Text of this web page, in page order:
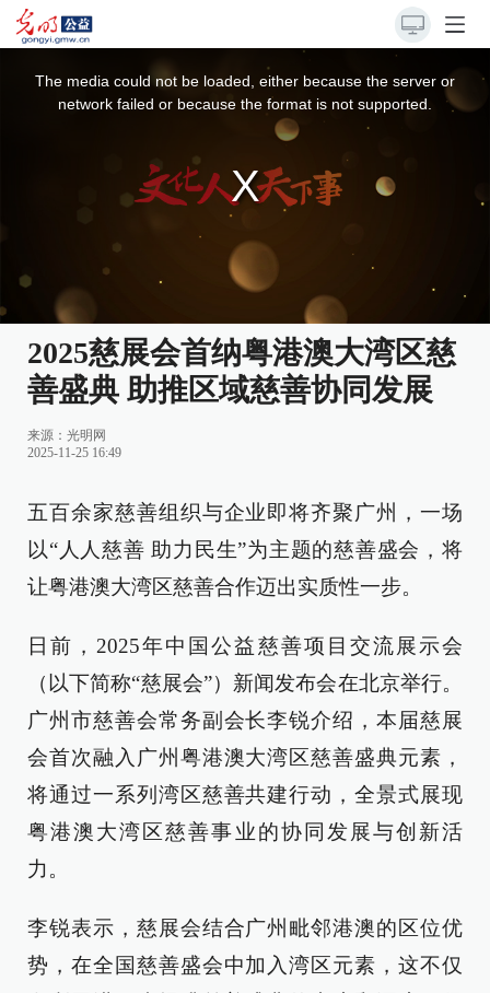
The media could not be loaded, either because the server or
network failed or because the format is not supported.
2025慈展会首纳粤港澳大湾区慈
善盛典 助推区域慈善协同发展
来源： 光明网
2025-11-25 16:49
五百余家慈善组织与企业即将齐聚广州，一场
以“人人慈善 助力民生”为主题的慈善盛会，将
让粤港澳大湾区慈善合作迈出实质性一步。
日前，2025年中国公益慈善项目交流展示会
（以下简称“慈展会”）新闻发布会在北京举行。
广州市慈善会常务副会长李锐介绍，本届慈展
会首次融入广州粤港澳大湾区慈善盛典元素，
将通过一系列湾区慈善共建行动，全景式展现
粤港澳大湾区慈善事业的协同发展与创新活
力。
李锐表示，慈展会结合广州毗邻港澳的区位优
势，在全国慈善盛会中加入湾区元素，这不仅